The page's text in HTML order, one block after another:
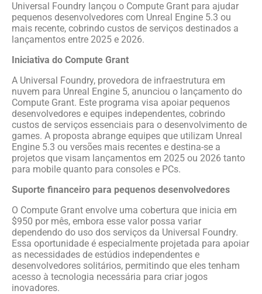
Universal Foundry lançou o Compute Grant para ajudar
pequenos desenvolvedores com Unreal Engine 5.3 ou
mais recente, cobrindo custos de serviços destinados a
lançamentos entre 2025 e 2026.
Iniciativa do Compute Grant
A Universal Foundry, provedora de infraestrutura em
nuvem para Unreal Engine 5, anunciou o lançamento do
Compute Grant. Este programa visa apoiar pequenos
desenvolvedores e equipes independentes, cobrindo
custos de serviços essenciais para o desenvolvimento de
games. A proposta abrange equipes que utilizam Unreal
Engine 5.3 ou versões mais recentes e destina-se a
projetos que visam lançamentos em 2025 ou 2026 tanto
para mobile quanto para consoles e PCs.
Suporte financeiro para pequenos desenvolvedores
O Compute Grant envolve uma cobertura que inicia em
$950 por mês, embora esse valor possa variar
dependendo do uso dos serviços da Universal Foundry.
Essa oportunidade é especialmente projetada para apoiar
as necessidades de estúdios independentes e
desenvolvedores solitários, permitindo que eles tenham
acesso à tecnologia necessária para criar jogos
inovadores.